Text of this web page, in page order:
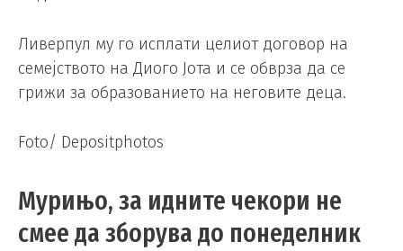
Ливерпул му го исплати целиот договор на
семејството на Диого Јота и се обврза да се
грижи за образованието на неговите деца.
Foto/ Depositphotos
Мурињо, за идните чекори не
смее да зборува до понеделник